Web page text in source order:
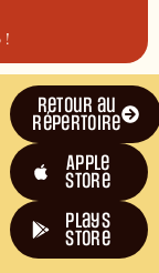
!
Retour au
répertoire
Apple
Store
plays
store